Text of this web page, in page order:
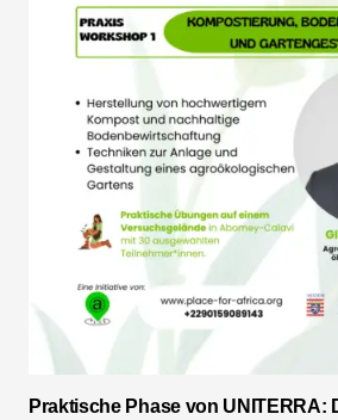
Praktische Phase von UNITERRA: